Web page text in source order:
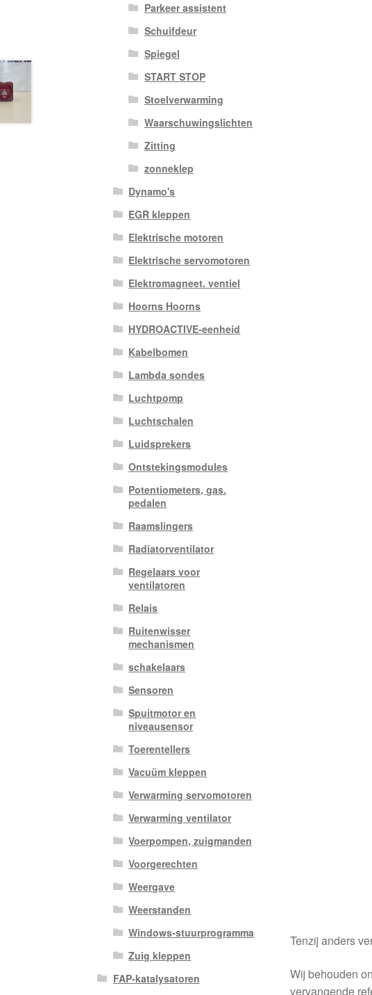
Tenzij anders
Wij behouden
vervangende
Parkeer assistent
Schuifdeur
Spiegel
START STOP
Stoelverwarming
Waarschuwingslichten
Zitting
zonneklep
Dynamo's
EGR kleppen
Elektrische motoren
Elektrische servomotoren
Elektromagneet. ventiel
Hoorns Hoorns
HYDROACTIVE-eenheid
Kabelbomen
Lambda sondes
Luchtpomp
Luchtschalen
Luidsprekers
Ontstekingsmodules
Potentiometers, gas.
pedalen
Raamslingers
Radiatorventilator
Regelaars voor
ventilatoren
Relais
Ruitenwisser
mechanismen
schakelaars
Sensoren
Spuitmotor en
niveausensor
Toerentellers
Vacuüm kleppen
Verwarming servomotoren
Verwarming ventilator
Voerpompen, zuigmanden
Voorgerechten
Weergave
Weerstanden
Windows-stuurprogramma
Zuig kleppen
FAP-katalysatoren